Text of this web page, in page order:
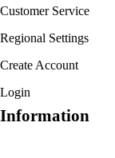
Customer Service
Regional Settings
Create Account
Login
Information